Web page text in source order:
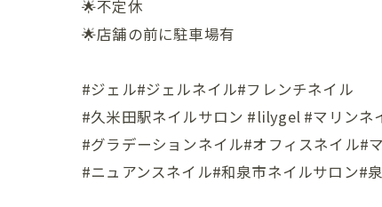
🌟不定休
🌟店舗の前に駐車場有
#ジェル#ジェルネイル#フレンチネイル
#久米田駅ネイルサロン #lilygel #マリンネ
#グラデーションネイル#オフィスネイル#
#ニュアンスネイル#和泉市ネイルサロン